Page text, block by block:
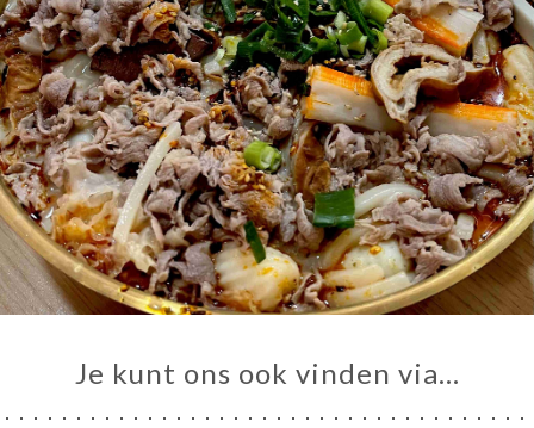
Je kunt ons ook vinden via…